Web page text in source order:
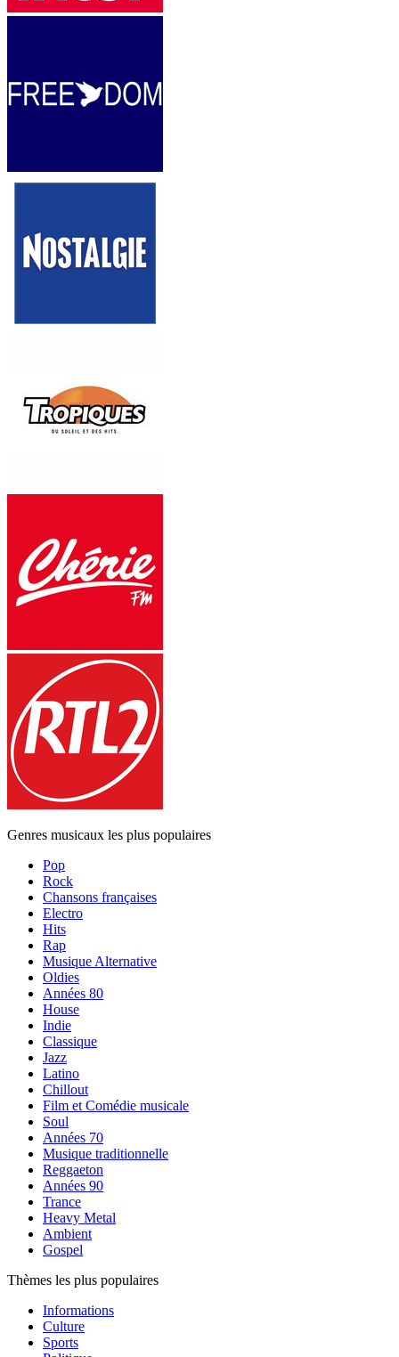
Genres musicaux les plus populaires
Pop
Rock
Chansons françaises
Electro
Hits
Rap
Musique Alternative
Oldies
Années 80
House
Indie
Classique
Jazz
Latino
Chillout
Film et Comédie musicale
Soul
Années 70
Musique traditionnelle
Reggaeton
Années 90
Trance
Heavy Metal
Ambient
Gospel
Thèmes les plus populaires
Informations
Culture
Sports